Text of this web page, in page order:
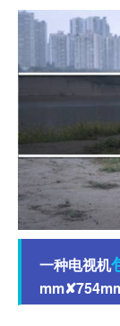
一种电视机